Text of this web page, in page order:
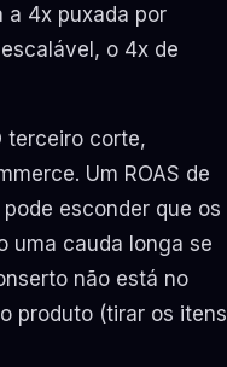
a 4x puxada por
o 4x de
terceiro corte,
Um ROAS de
esconder que os
uma cauda longa se
não está no
produto (tirar os itens